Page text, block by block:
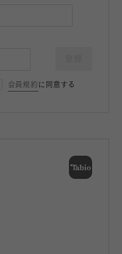
会員規約 に同意する